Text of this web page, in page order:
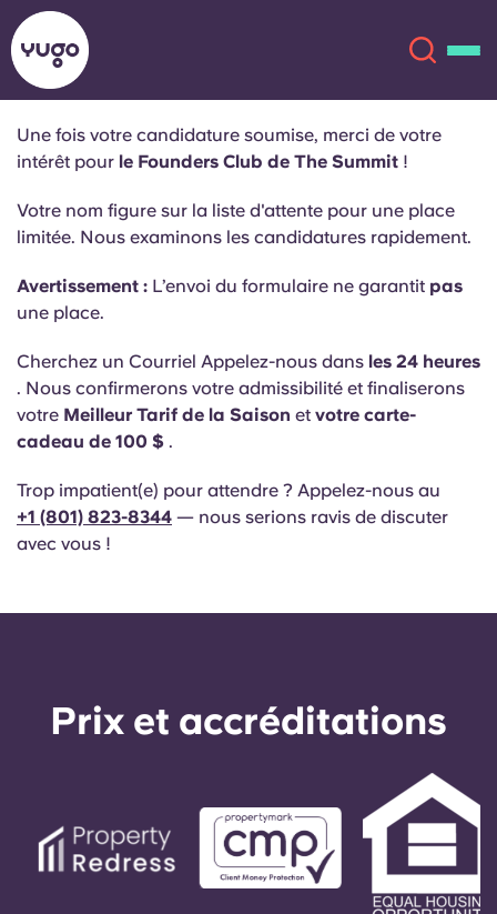
À propos
Lieux
Plus
English (GB)
Deutsch
Italian
Sélectionnez un pays
Sélectionnez une ville
Réservez maintenant
English (GB)
English (US)
Chinese Español
Català Deutsch
Italian French
Une fois votre candidature soumise, merci de votre
intérêt pour le Founders Club de The Summit !
Votre nom figure sur la liste d'attente pour une place
limitée. Nous examinons les candidatures rapidement.
Avertissement : L’envoi du formulaire ne garantit pas
une place.
Cherchez un Courriel Appelez-nous dans les 24 heures
. Nous confirmerons votre admissibilité et finaliserons
votre Meilleur Tarif de la Saison et votre carte-
cadeau de 100 $ .
Trop impatient(e) pour attendre ? Appelez-nous au
+1 (801) 823-8344 — nous serions ravis de discuter
avec vous !
Prix ​​et accréditations